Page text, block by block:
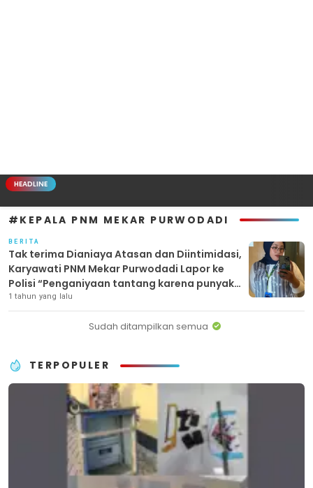
HEADLINE
#KEPALA PNM MEKAR PURWODADI
BERITA
Tak terima Dianiaya Atasan dan Diintimidasi,
Karyawati PNM Mekar Purwodadi Lapor ke
Polisi “Penganiyaan tantang karena punyak
Backing LSM”
1 tahun yang lalu
Sudah ditampilkan semua
TERPOPULER